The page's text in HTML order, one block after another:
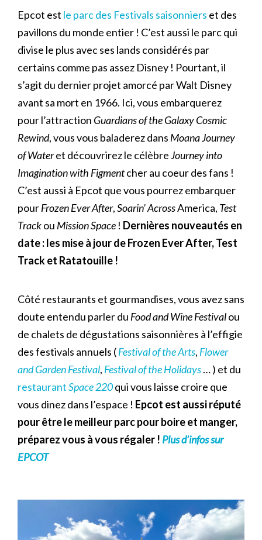
Epcot est le parc des Festivals saisonniers et des
pavillons du monde entier ! C’est aussi le parc qui
divise le plus avec ses lands considérés par
certains comme pas assez Disney ! Pourtant, il
s’agit du dernier projet amorcé par Walt Disney
avant sa mort en 1966. Ici, vous embarquerez
pour l’attraction Guardians of the Galaxy Cosmic
Rewind, vous vous baladerez dans Moana Journey
of Wateret découvrirez le célèbreJourney into
Imagination with Figmentcher au coeur des fans !
C’est aussi à Epcot que vous pourrez embarquer
pourFrozen Ever After,Soarin’ AcrossAmerica, Test
Trackou Mission Space ! Dernières nouveautés en
date : les mise à jour de Frozen Ever After, Test
Track et Ratatouille !
Côté restaurants et gourmandises, vous avez sans
doute entendu parler du Food and Wine Festivalou
de chalets de dégustations saisonnières à l’effigie
des festivals annuels (Festival of the Arts, Flower
and Garden Festival, Festival of the Holidays… ) et du
restaurantSpace 220qui vous laisse croire que
vous dinez dans l’espace ! Epcot est aussi réputé
pour être le meilleur parc pour boire et manger,
préparez vous à vous régaler ! Plus d’infos sur
EPCOT